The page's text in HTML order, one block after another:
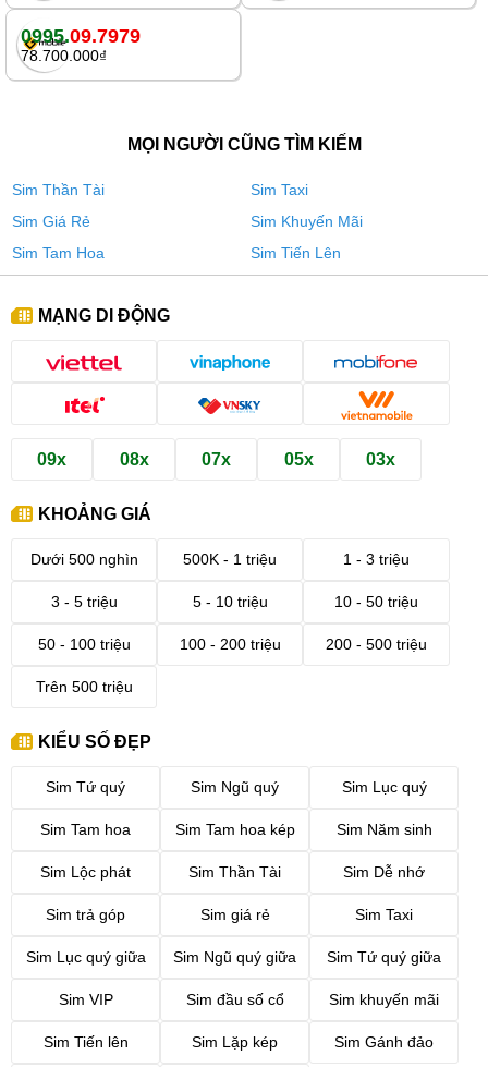
0995.09.7979
78.700.000₫
MỌI NGƯỜI CŨNG TÌM KIẾM
Sim Thần Tài
Sim Taxi
Sim Giá Rẻ
Sim Khuyến Mãi
Sim Tam Hoa
Sim Tiến Lên
MẠNG DI ĐỘNG
09x 08x 07x 05x 03x
KHOẢNG GIÁ
Dưới 500 nghìn 500K - 1 triệu 1 - 3 triệu
3 - 5 triệu 5 - 10 triệu 10 - 50 triệu
50 - 100 triệu 100 - 200 triệu 200 - 500 triệu
Trên 500 triệu
KIỂU SỐ ĐẸP
Sim Tứ quý Sim Ngũ quý Sim Lục quý
Sim Tam hoa Sim Tam hoa kép Sim Năm sinh
Sim Lộc phát Sim Thần Tài Sim Dễ nhớ
Sim trả góp Sim giá rẻ Sim Taxi
Sim Lục quý giữa Sim Ngũ quý giữa Sim Tứ quý giữa
Sim VIP Sim đầu số cổ Sim khuyến mãi
Sim Tiến lên Sim Lặp kép Sim Gánh đảo